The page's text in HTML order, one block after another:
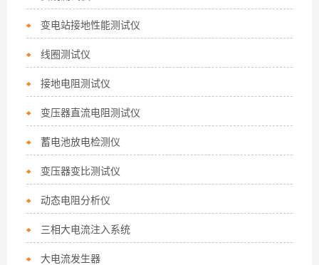
变电站接地性能测试仪
线圈测试仪
接地电阻测试仪
变压器直流电阻测试仪
蓄电池放电检测仪
变压器变比测试仪
动态电阻分析仪
三相大电流注入系统
大电流发生器